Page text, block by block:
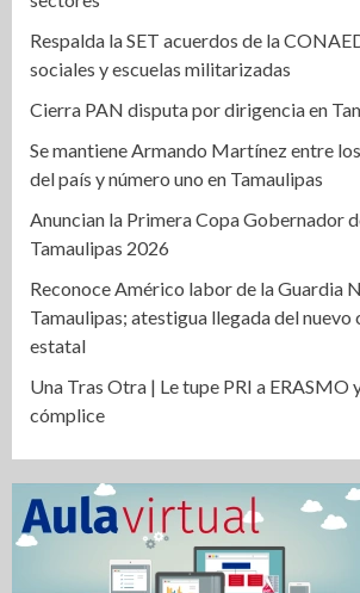
Respalda la SET acuerdos de la
sociales y escuelas militarizadas
Cierra PAN disputa por dirigencia en
Se mantiene Armando Martínez entre
del país y número uno en Tamaulipas
Anuncian la Primera Copa Gobernador
Tamaulipas 2026
Reconoce Américo labor de la Guardia
Tamaulipas; atestigua llegada del
estatal
Una Tras Otra | Le tupe PRI a ERASMO
cómplice